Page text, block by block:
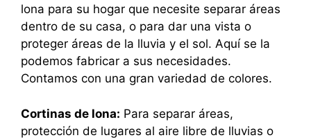
lona para su hogar que necesite separar áreas
dentro de su casa, o para dar una vista o
proteger áreas de la lluvia y el sol. Aquí se la
podemos fabricar a sus necesidades.
Contamos con una gran variedad de colores.
Cortinas de lona: Para separar áreas,
protección de lugares al aire libre de lluvias o